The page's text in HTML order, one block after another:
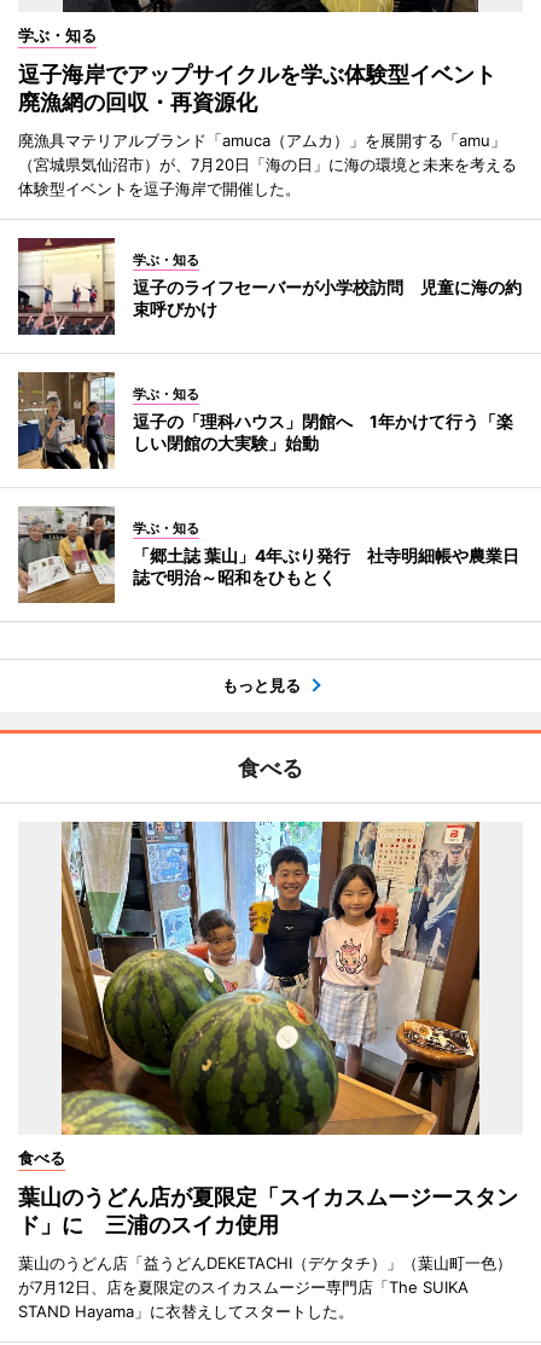
学ぶ・知る
逗子海岸でアップサイクルを学ぶ体験型イベント
廃漁網の回収・再資源化
廃漁具マテリアルブランド「amuca（アムカ）」を展開する「amu」
（宮城県気仙沼市）が、7月20日「海の日」に海の環境と未来を考える
体験型イベントを逗子海岸で開催した。
学ぶ・知る
逗子のライフセーバーが小学校訪問 児童に海の約
束呼びかけ
学ぶ・知る
逗子の「理科ハウス」閉館へ 1年かけて行う「楽
しい閉館の大実験」始動
学ぶ・知る
「郷土誌 葉山」4年ぶり発行 社寺明細帳や農業日
誌で明治～昭和をひもとく
もっと見る
食べる
食べる
葉山のうどん店が夏限定「スイカスムージースタン
ド」に 三浦のスイカ使用
葉山のうどん店「益うどんDEKETACHI（デケタチ）」（葉山町一色）
が7月12日、店を夏限定のスイカスムージー専門店「The SUIKA
STAND Hayama」に衣替えしてスタートした。